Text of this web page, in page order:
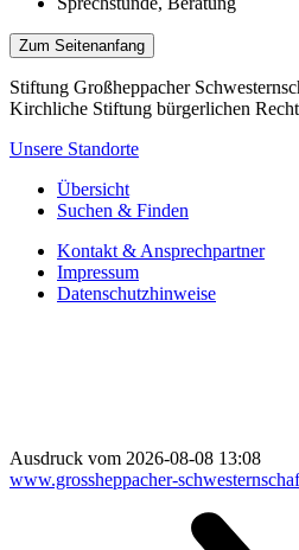
Zum Seitenanfang
Stiftung Großheppacher
Kirchliche Stiftung bürgerlichen
Unsere Standorte
Übersicht
Suchen & Finden
Kontakt & Ansprechpartner
Impressum
Datenschutzhinweise
Ausdruck vom 2026-08-08 13:08
www.grossheppacher-